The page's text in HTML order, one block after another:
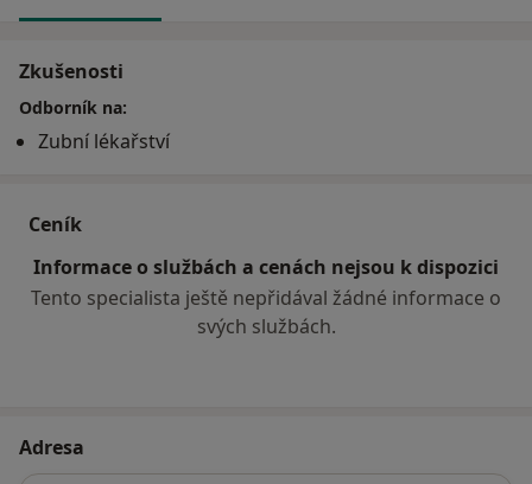
Zkušenosti
Odborník na:
Zubní lékařství
Ceník
Informace o službách a cenách nejsou k dispozici
Tento specialista ještě nepřidával žádné informace o
svých službách.
Adresa